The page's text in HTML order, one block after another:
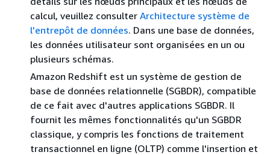
calcul, veuillez consulter Architecture système de
l'entrepôt de données. Dans une base de données,
les données utilisateur sont organisées en un ou
plusieurs schémas.
Amazon Redshift est un système de gestion de
base de données relationnelle (SGBDR), compatible
de ce fait avec d'autres applications SGBDR. Il
fournit les mêmes fonctionnalités qu'un SGBDR
classique, y compris les fonctions de traitement
transactionnel en ligne (OLTP) comme l'insertion et